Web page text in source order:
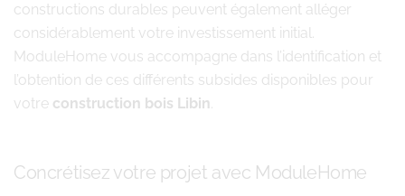
constructions durables peuvent également alléger
considérablement votre investissement initial.
ModuleHome vous accompagne dans l’identification et
l’obtention de ces différents subsides disponibles pour
votre construction bois Libin.
Concrétisez votre projet avec ModuleHome